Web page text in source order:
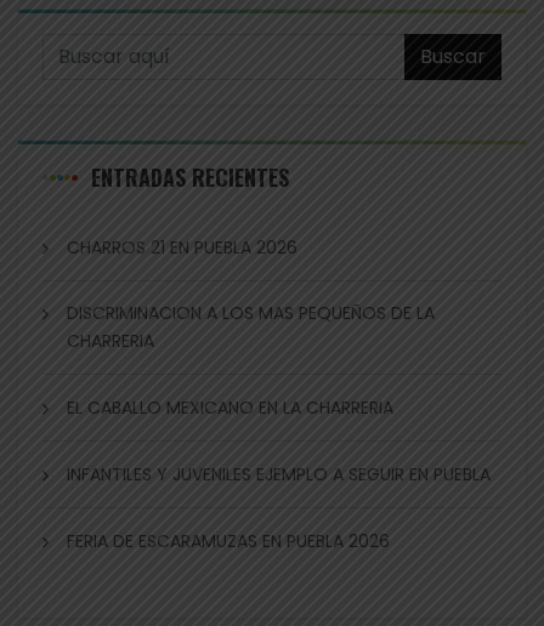
Buscar
ENTRADAS RECIENTES
CHARROS 21 EN PUEBLA 2026
DISCRIMINACION A LOS MAS PEQUEÑOS DE LA
CHARRERIA
EL CABALLO MEXICANO EN LA CHARRERIA
INFANTILES Y JUVENILES EJEMPLO A SEGUIR EN PUEBLA
FERIA DE ESCARAMUZAS EN PUEBLA 2026